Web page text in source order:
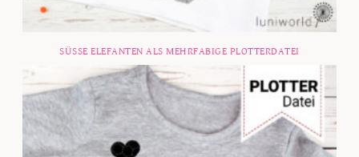
SÜSSE ELEFANTEN ALS MEHRFABIGE PLOTTERDATEI